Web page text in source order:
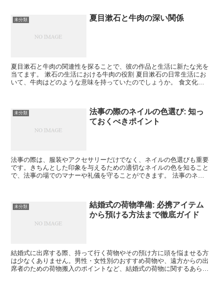
未分類 夏目漱石と牛肉の深い関係
夏目漱石と牛肉の関連性を探ることで、彼の作品と生活に新たな光を
当てます。 漱石の生活における牛肉の役割 夏目漱石の日常生活にお
いて、牛肉はどのような意味を持っていたのでしょうか。 食文化と
未分類
法事の際のネイルの色選び: 知っ
ておくべきポイント
法事の際は、服装やアクセサリーだけでなく、ネイルの色選びも重要
です。きちんとした印象を与えるための適切なネイルの色を知ること
で、法事の場でのマナーや礼儀を守ることができます。 法事のネイ
未分類
結婚式の荷物準備: 必携アイテム
から預ける方法まで徹底ガイド
結婚式に出席する際、持って行く荷物やその預け方に頭を悩ませる方
は少なくありません。男性・女性別のおすすめ荷物や、遠方からの出
席者のための荷物搬入のポイントなど、結婚式の荷物に関するあらゆ